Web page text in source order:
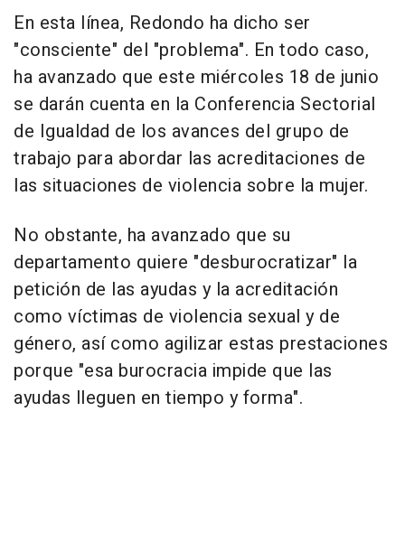
En esta línea, Redondo ha dicho ser
"consciente" del "problema". En todo caso,
ha avanzado que este miércoles 18 de junio
se darán cuenta en la Conferencia Sectorial
de Igualdad de los avances del grupo de
trabajo para abordar las acreditaciones de
las situaciones de violencia sobre la mujer.
No obstante, ha avanzado que su
departamento quiere "desburocratizar" la
petición de las ayudas y la acreditación
como víctimas de violencia sexual y de
género, así como agilizar estas prestaciones
porque "esa burocracia impide que las
ayudas lleguen en tiempo y forma".